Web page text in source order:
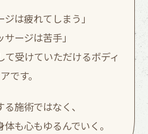
ジは疲れてしまう」
サージは苦手」
受けていただけるボディ
です。
施術ではなく、
も心もゆるんでいく。